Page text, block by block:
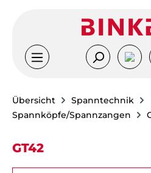
Übersicht
Spanntechnik
Spannköpfe/Spannzangen
GT42